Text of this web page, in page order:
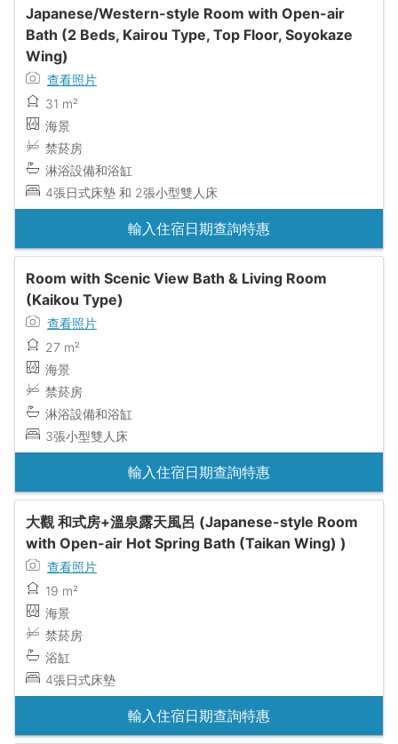
Japanese/Western-style Room with Open-air
Bath (2 Beds, Kairou Type, Top Floor, Soyokaze
Wing)
查看照片
31 m²
海景
禁菸房
淋浴設備和浴缸
4張日式床墊 和 2張小型雙人床
輸入住宿日期查詢特惠
Room with Scenic View Bath & Living Room
(Kaikou Type)
查看照片
27 m²
海景
禁菸房
淋浴設備和浴缸
3張小型雙人床
輸入住宿日期查詢特惠
大觀 和式房+溫泉露天風呂 (Japanese-style Room
with Open-air Hot Spring Bath (Taikan Wing) )
查看照片
19 m²
海景
禁菸房
浴缸
4張日式床墊
輸入住宿日期查詢特惠